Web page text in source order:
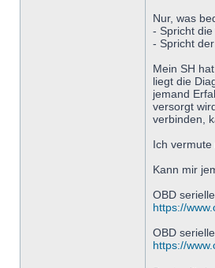
Nur, was
- Spricht
- Spricht
Mein SH
liegt die
jemand
versorgt
verbinden,
Ich vermute
Kann mir
OBD
https://
OBD
https://